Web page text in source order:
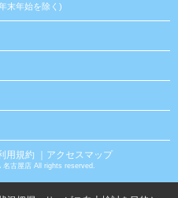
末年始を除く)
用規約 ｜アクセスマップ
古屋店 All rights reserved.